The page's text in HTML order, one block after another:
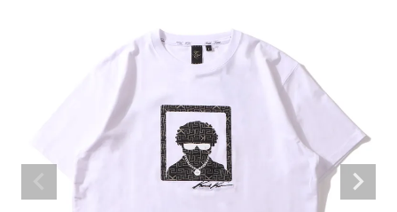
ブランドメニュー